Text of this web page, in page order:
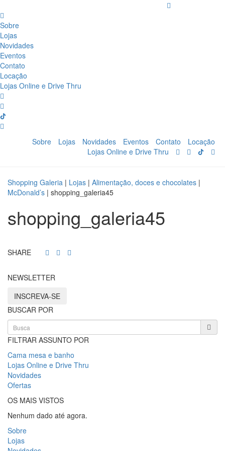
Sobre
Lojas
Novidades
Eventos
Contato
Locação
Lojas Online e Drive Thru
Sobre Lojas Novidades Eventos Contato
Locação
Lojas Online e Drive Thru
Shopping Galeria | Lojas | Alimentação, doces e chocolates |
McDonald’s | shopping_galeria45
shopping_galeria45
SHARE
NEWSLETTER
INSCREVA-SE
BUSCAR POR
FILTRAR ASSUNTO POR
Cama mesa e banho
Lojas Online e Drive Thru
Novidades
Ofertas
OS MAIS VISTOS
Nenhum dado até agora.
Sobre
Lojas